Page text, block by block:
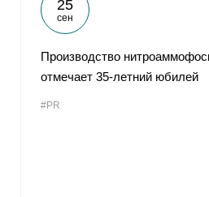
25
сен
Производство
отмечает 35-летний юбилей
#PR